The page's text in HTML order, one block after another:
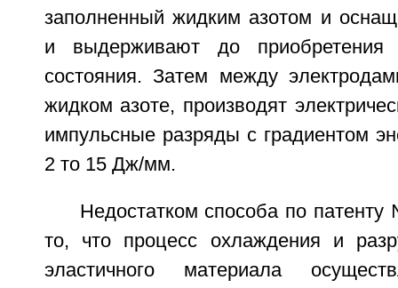
заполненный жидким азотом и
и выдерживают до приобретения
состояния. Затем между
жидком азоте, производят
импульсные разряды с градиентом
2 то 15 Дж/мм.
Недостатком способа по
то, что процесс охлаждения и
эластичного материала